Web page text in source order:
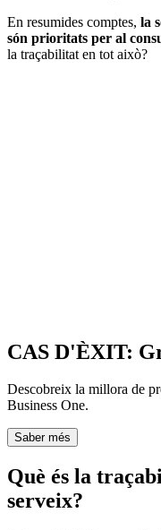
En resumides comptes, la
són prioritats per al
la traçabilitat en tot això?
CAS D'ÈXIT:
Descobreix la millora de
Business One.
Saber més
Què és la
serveix?